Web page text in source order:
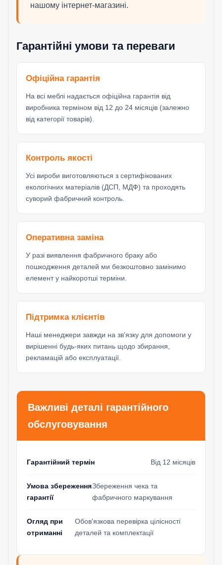
нашому інтернет-магазині.
Гарантійні умови та переваги
Офіційна гарантія
На всі меблі надається офіційна гарантія від
виробника терміном від 12 до 24 місяців (залежно
від категорії товарів).
Контроль якості
Усі вироби виготовляються з сертифікованих
екологічних матеріалів (ДСП, МДФ) та проходять
суворий фабричний контроль.
Оперативна заміна
У разі виявлення фабричного браку або
пошкодження деталей ми безкоштовно замінимо
елемент у найкоротші терміни.
Підтримка клієнтів
Наші менеджери завжди на зв'язку для допомоги у
вирішенні будь-яких питань щодо збирання,
рекламацій або експлуатації.
Важливі деталі гарантійного
обслуговування
Гарантійний термін Від 12 місяців
Умова збереження
гарантії
Збереження чека та
фабричного маркування
Огляд при
отриманні
Обов'язкова перевірка цілісності
деталей та комплектації